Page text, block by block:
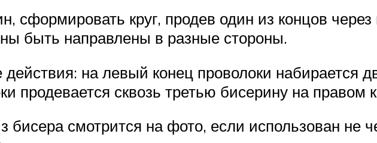
сформировать круг, продев один из концов
быть направлены в разные стороны.
на левый конец проволоки набирается
продевается сквозь третью бисерину на правом
бисера смотрится на фото, если использован не